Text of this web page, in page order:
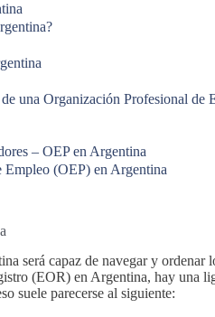
una Organización Profesional de
– OEP en Argentina
(OEP) en Argentina
será capaz de navegar y ordenar
(EOR) en Argentina, hay una
suele parecerse al siguiente: